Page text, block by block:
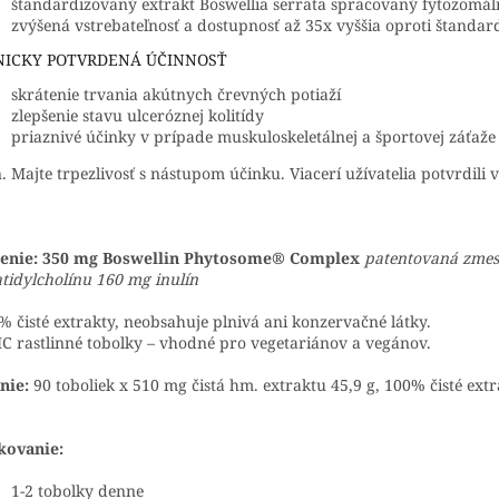
zvýšená vstrebateľnosť a dostupnosť až 35x vyššia oproti
POTVRDENÁ ÚČINNOSŤ
skrátenie trvania akútnych črevných potiaží
zlepšenie stavu ulceróznej kolitídy
priaznivé účinky v prípade muskuloskeletálnej a športovej záťaže
Majte trpezlivosť s nástupom účinku. Viacerí užívatelia potvrdili
350 mg Boswellin Phytosome® Complex patentovaná
160 mg inulín
čisté extrakty, neobsahuje plnivá ani konzervačné látky.
rastlinné tobolky – vhodné pro vegetariánov a vegánov.
90 toboliek x 510 mg čistá hm. extraktu 45,9 g, 100% čisté
1-2 tobolky denne